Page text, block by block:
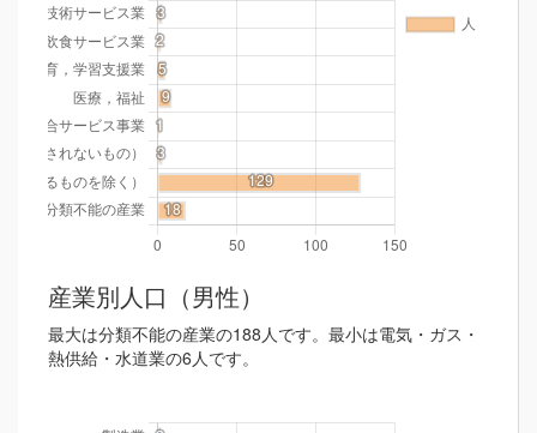
産業別人口（男性）
最大は分類不能の産業の188人です。最小は電気・ガス・
熱供給・水道業の6人です。